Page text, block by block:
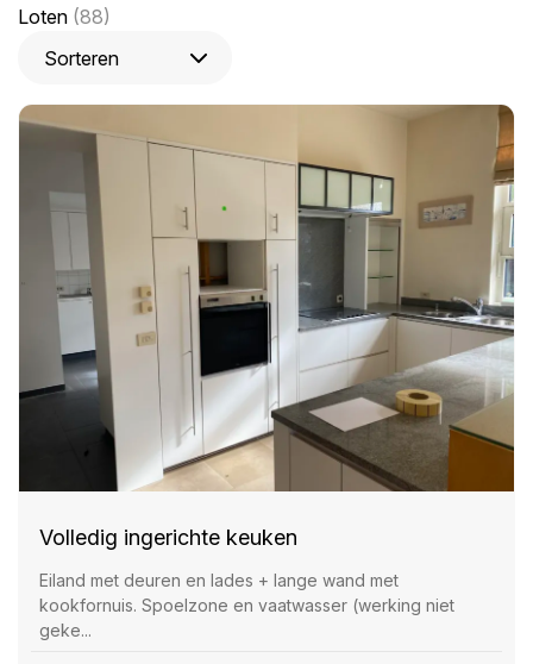
Loten (88)
Volledig ingerichte keuken
Eiland met deuren en lades + lange wand met
kookfornuis. Spoelzone en vaatwasser (werking niet
geke...